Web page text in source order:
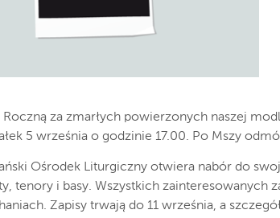
Roczną za zmarłych powierzonych naszej
5 września o godzinie 17.00. Po Mszy
Ośrodek Liturgiczny otwiera nabór do
tenory i basy. Wszystkich zainteresowanych
Zapisy trwają do 11 września, a